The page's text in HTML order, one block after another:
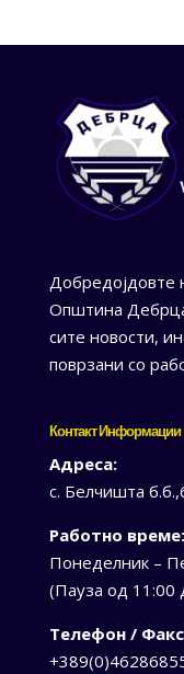
Добредојдовте
Општина
сите новости,
поврзани со
Контакт Информации
Адреса:
с. Белчишта
Работно време:
Понеделник –
(Пауза од 11:00
Телефон /